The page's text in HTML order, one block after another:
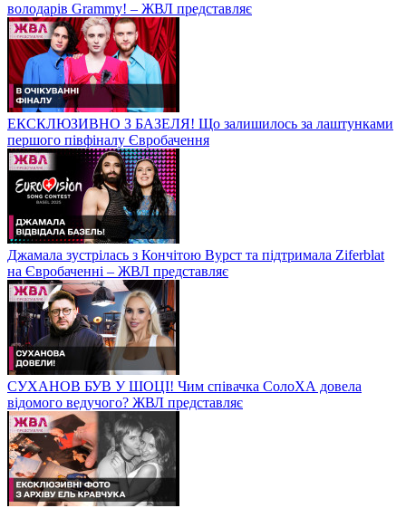
володарів Grammy! – ЖВЛ представляє
ЕКСКЛЮЗИВНО З БАЗЕЛЯ! Що залишилось за лаштунками
першого півфіналу Євробачення
Джамала зустрілась з Кончітою Вурст та підтримала Ziferblat
на Євробаченні – ЖВЛ представляє
СУХАНОВ БУВ У ШОЦІ! Чим співачка СолоХА довела
відомого ведучого? ЖВЛ представляє